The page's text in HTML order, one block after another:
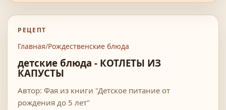
РЕЦЕПТ
Главная/Рождественские блюда
детские блюда - КОТЛЕТЫ ИЗ
КАПУСТЫ
Автор: Фая из книги "Детское питание от
рождения до 5 лет"